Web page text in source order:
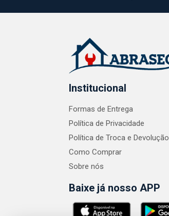
Institucional
Formas de Entrega
Política de Privacidade
Política de Troca e Devolução
Como Comprar
Sobre nós
Baixe já nosso APP